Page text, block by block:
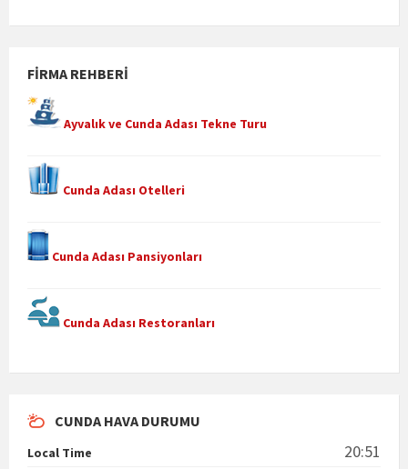
FIRMA REHBERI
Ayvalık ve Cunda Adası Tekne Turu
Cunda Adası Otelleri
Cunda Adası Pansiyonları
Cunda Adası Restoranları
CUNDA HAVA DURUMU
Local Time 20:51